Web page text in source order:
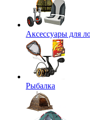
Аксессуары для
Рыбалка